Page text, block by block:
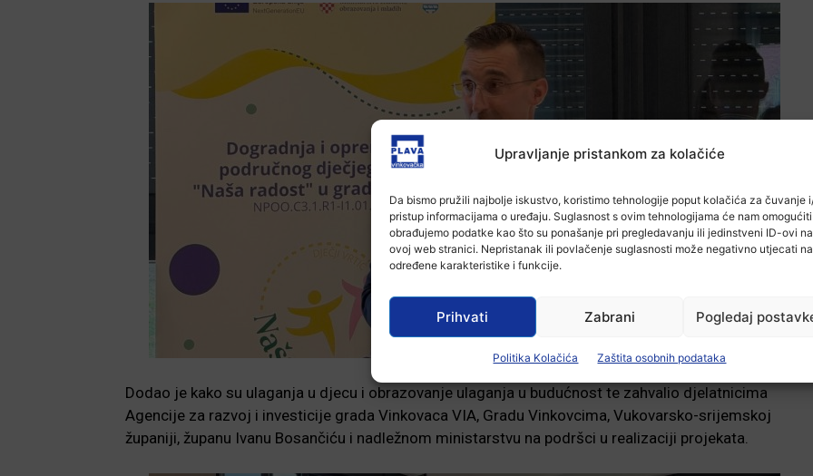
Upravljanje pristankom za kolačiće
Da bismo pružili najbolje iskustvo, koristimo tehnologije poput kolačića za čuvanje
pristup informacijama o uređaju. Suglasnost s ovim tehnologijama će nam
obrađujemo podatke kao što su ponašanje pri pregledavanju ili jedinstveni ID-ovi na
ovoj web stranici. Nepristanak ili povlačenje suglasnosti može negativno utjecati na
određene karakteristike i funkcije.
Prihvati Zabrani Pogledaj
Politika Kolačića Zaštita osobnih podataka
Dodao je kako su ulaganja u djecu i obrazovanje ulaganja u budućnost te zahvalio djelatnicima
Agencije za razvoj i investicije grada Vinkovaca VIA, Gradu Vinkovcima, Vukovarsko-srijemskoj
županiji, županu Ivanu Bosančiću i nadležnom ministarstvu na podršci u realizaciji projekata.